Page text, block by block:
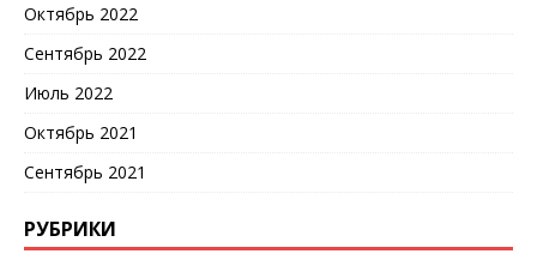
Октябрь 2022
Сентябрь 2022
Июль 2022
Октябрь 2021
Сентябрь 2021
РУБРИКИ